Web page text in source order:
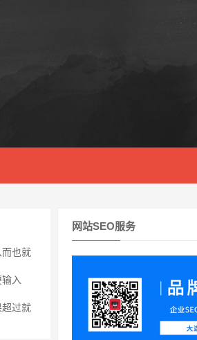
也就
入
过就
网站SEO服务